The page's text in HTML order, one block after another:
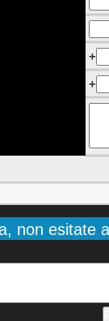
+
+
non esitate